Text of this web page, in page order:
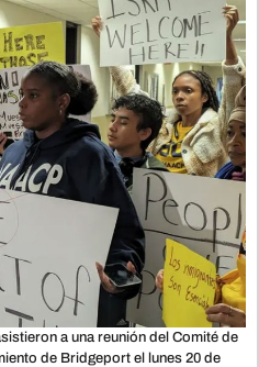
a una reunión del Comité de
de Bridgeport el lunes 20 de